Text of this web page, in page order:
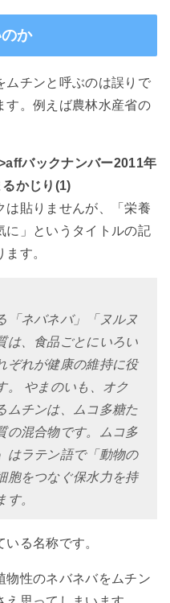
か
ムチンと呼ぶのは誤りで
す。例えば農林水産省の
バックナンバー2011年
かじり(1)
は貼りませんが、「栄養
に」というタイトルの記
す。
「ネバネバ」「ヌルヌ
は、食品ごとにいろい
ぞれが健康の維持に役
。 やまのいも、オク
ムチンは、ムコ多糖た
の混合物です。ムコ多
はラテン語で「動物の
胞をつなぐ保水力を持
。
る名称です。
物性のネバネバをムチン